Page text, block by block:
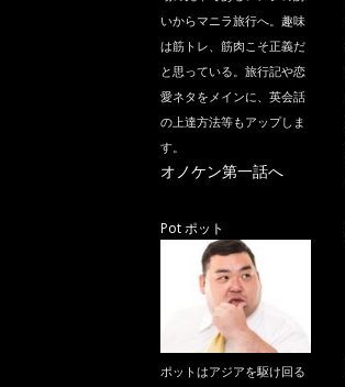
いからマニラ旅行へ。趣味
は筋トレ、筋肉こそ正義だ
と思っている。旅行記や恋
愛ネタをメインに、英会話
の上達方法等もアップしま
す。
オノケン第一話へ
Pot ポット
ポットはアジアを駆け回る